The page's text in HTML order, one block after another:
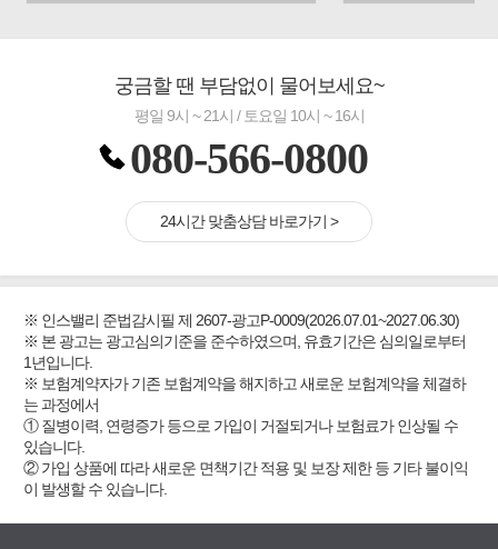
궁금할 땐 부담없이 물어보세요~
평일 9시 ~ 21시 / 토요일 10시 ~ 16시
080-566-0800
24시간 맞춤상담 바로가기 >
※ 인스밸리 준법감시필 제 2607-광고P-0009(2026.07.01~2027.06.30)
※ 본 광고는 광고심의기준을 준수하였으며, 유효기간은 심의일로부터
1년입니다.
※ 보험계약자가 기존 보험계약을 해지하고 새로운 보험계약을 체결하
는 과정에서
① 질병이력, 연령증가 등으로 가입이 거절되거나 보험료가 인상될 수
있습니다.
② 가입 상품에 따라 새로운 면책기간 적용 및 보장 제한 등 기타 불이익
이 발생할 수 있습니다.